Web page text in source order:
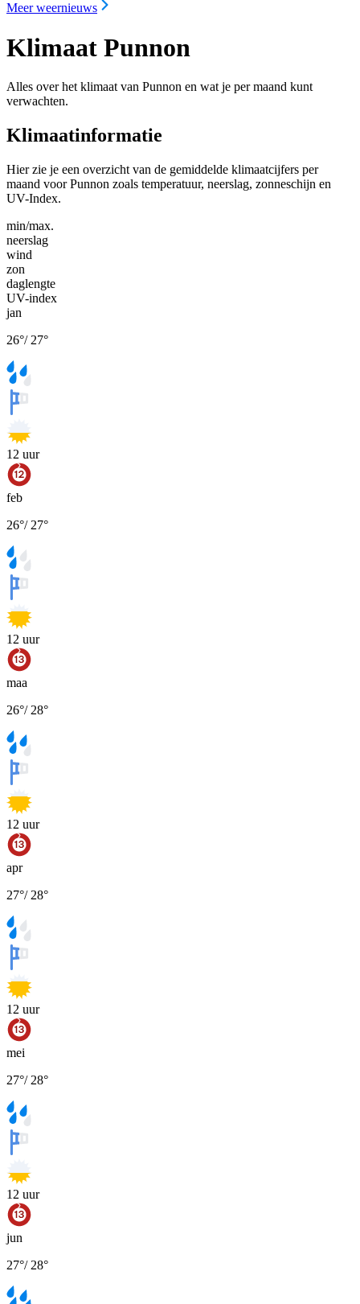
Meer weernieuws
Klimaat Punnon
Alles over het klimaat van Punnon en wat je per maand kunt
verwachten.
Klimaatinformatie
Hier zie je een overzicht van de gemiddelde klimaatcijfers per
maand voor Punnon zoals temperatuur, neerslag, zonneschijn en
UV-Index.
min/max.
neerslag
wind
zon
daglengte
UV-index
jan
26°/ 27°
12 uur
feb
26°/ 27°
12 uur
maa
26°/ 28°
12 uur
apr
27°/ 28°
12 uur
mei
27°/ 28°
12 uur
jun
27°/ 28°